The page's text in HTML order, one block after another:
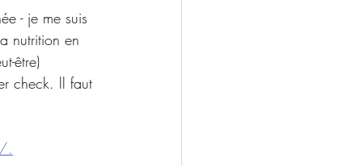
- je me suis
nutrition en
être)
check. ll faut
.